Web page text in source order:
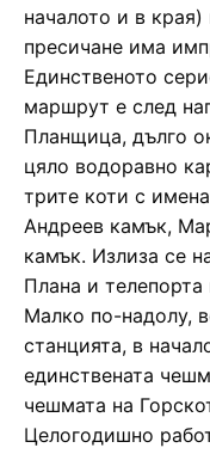
началото и в
пресичане има
Единственото
маршрут е след
Планщица, дълго
цяло водоравно
трите коти с
Андреев камък,
камък. Излиза се
Плана и
Малко по-надолу,
станцията, в
единствената
чешмата на
Целогодишно
BGM Legend/CART